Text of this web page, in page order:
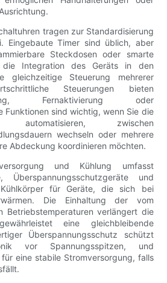
tragen zur Standardisierung
Eingebaute Timer sind üblich, aber
Steckdosen oder smarte
die Integration des Geräts in den
gleichzeitige Steuerung mehrerer
Steuerungen bieten
Fernaktivierung oder
Funktionen sind wichtig, wenn Sie die
automatisieren, zwischen
wechseln oder mehrere
Abdeckung koordinieren möchten.
und Kühlung umfasst
Überspannungsschutzgeräte und
für Geräte, die sich bei
Die Einhaltung der vom
Betriebstemperaturen verlängert die
eine gleichbleibende
Überspannungsschutz schützt
vor Spannungsspitzen, und
eine stabile Stromversorgung, falls